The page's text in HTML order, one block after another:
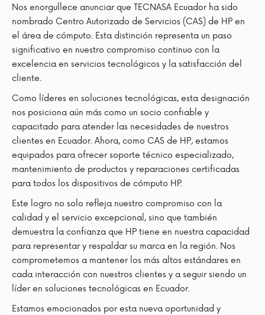
Nos enorgullece anunciar que TECNASA Ecuador ha sido
nombrado Centro Autorizado de Servicios (CAS) de HP en
el área de cómputo. Esta distinción representa un paso
significativo en nuestro compromiso continuo con la
excelencia en servicios tecnológicos y la satisfacción del
cliente.
Como líderes en soluciones tecnológicas, esta designación
nos posiciona aún más como un socio confiable y
capacitado para atender las necesidades de nuestros
clientes en Ecuador. Ahora, como CAS de HP, estamos
equipados para ofrecer soporte técnico especializado,
mantenimiento de productos y reparaciones certificadas
para todos los dispositivos de cómputo HP.
Este logro no solo refleja nuestro compromiso con la
calidad y el servicio excepcional, sino que también
demuestra la confianza que HP tiene en nuestra capacidad
para representar y respaldar su marca en la región. Nos
comprometemos a mantener los más altos estándares en
cada interacción con nuestros clientes y a seguir siendo un
líder en soluciones tecnológicas en Ecuador.
Estamos emocionados por esta nueva oportunidad y